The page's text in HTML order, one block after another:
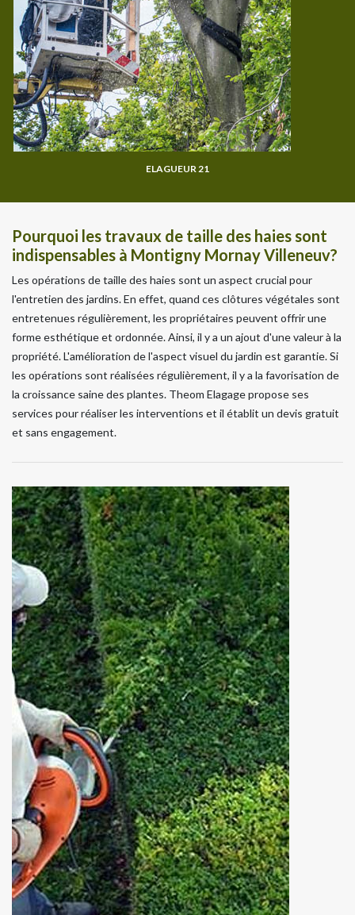
ELAGUEUR 21
Pourquoi les travaux de taille des haies sont
indispensables à Montigny Mornay Villeneuv?
Les opérations de taille des haies sont un aspect crucial pour
l'entretien des jardins. En effet, quand ces clôtures végétales sont
entretenues régulièrement, les propriétaires peuvent offrir une
forme esthétique et ordonnée. Ainsi, il y a un ajout d'une valeur à la
propriété. L'amélioration de l'aspect visuel du jardin est garantie. Si
les opérations sont réalisées régulièrement, il y a la favorisation de
la croissance saine des plantes. Theom Elagage propose ses
services pour réaliser les interventions et il établit un devis gratuit
et sans engagement.